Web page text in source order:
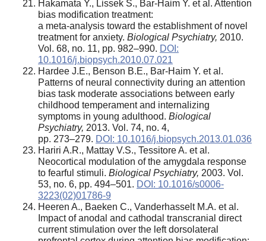
Hakamata Y., Lissek S., Bar-Haim Y. et al. Attention
bias modification treatment:
a meta-analysis toward the establishment of novel
treatment for anxiety. Biological Psychiatry, 2010.
Vol. 68, no. 11, pp. 982–990. DOI:
10.1016/j.biopsych.2010.07.021
Hardee J.E., Benson B.E., Bar-Haim Y. et al.
Patterns of neural connectivity during an attention
bias task moderate associations between early
childhood temperament and internalizing
symptoms in young adulthood. Biological
Psychiatry, 2013. Vol. 74, no. 4,
pp. 273–279. DOI: 10.1016/j.biopsych.2013.01.036
Hariri A.R., Mattay V.S., Tessitore A. et al.
Neocortical modulation of the amygdala response
to fearful stimuli. Biological Psychiatry, 2003. Vol.
53, no. 6, pp. 494–501. DOI: 10.1016/s0006-
3223(02)01786-9
Heeren A., Baeken C., Vanderhasselt M.A. et al.
Impact of anodal and cathodal transcranial direct
current stimulation over the left dorsolateral